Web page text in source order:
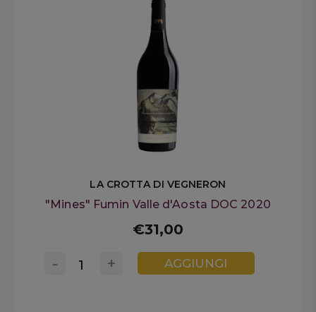
LA CROTTA DI VEGNERON
"Mines" Fumin Valle d'Aosta DOC 2020
€31,00
+
- AGGIUNGI